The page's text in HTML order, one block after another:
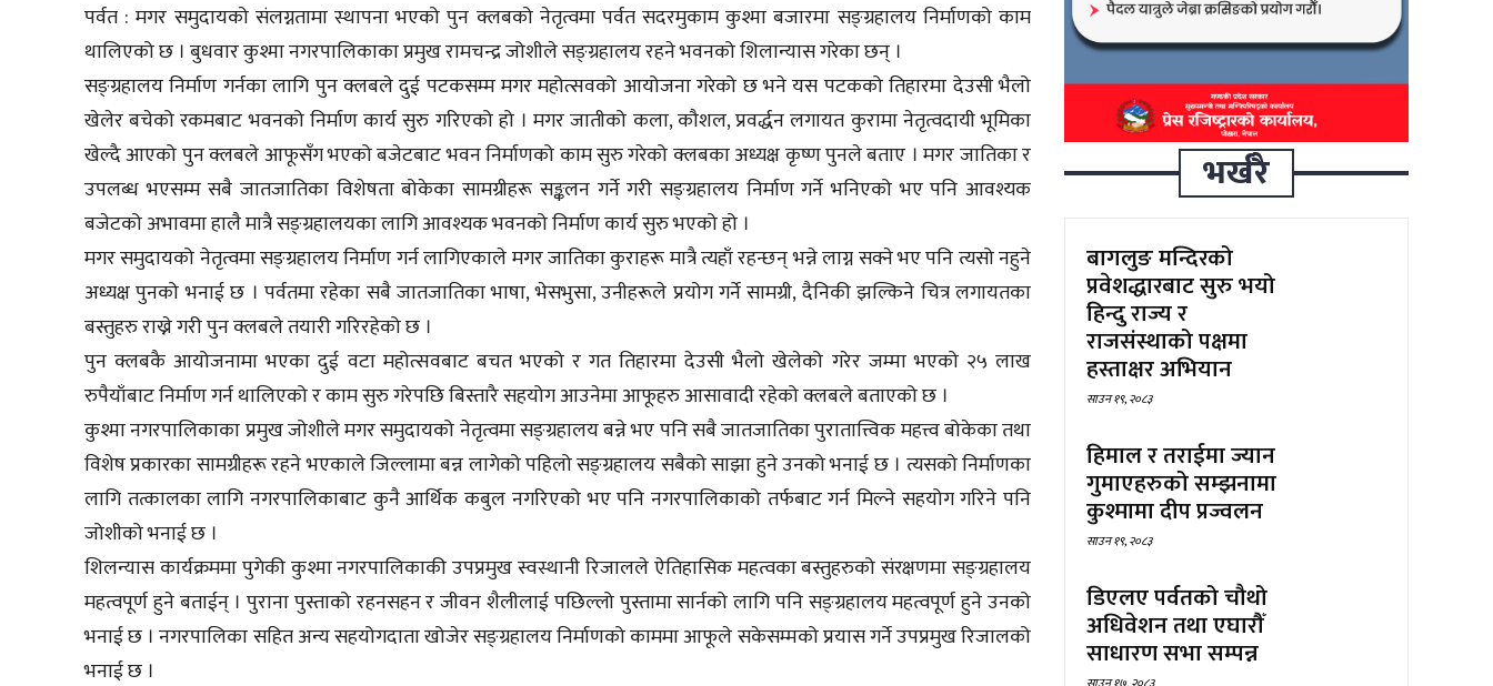
पर्वत : मगर समुदायको संलग्नतामा स्थापना भएको पुन क्लबको नेतृत्वमा पर्वत सदरमुकाम कुश्मा बजारमा सङ्ग्रहालय निर्माणको काम
थालिएको छ । बुधवार कुश्मा नगरपालिकाका प्रमुख रामचन्द्र जोशीले सङ्ग्रहालय रहने भवनको शिलान्यास गरेका छन् ।
सङ्ग्रहालय निर्माण गर्नका लागि पुन क्लबले दुई पटकसम्म मगर महोत्सवको आयोजना गरेको छ भने यस पटकको तिहारमा देउसी भैलो
खेलेर बचेको रकमबाट भवनको निर्माण कार्य सुरु गरिएको हो । मगर जातीको कला, कौशल, प्रवर्द्धन लगायत कुरामा नेतृत्वदायी भूमिका
खेल्दै आएको पुन क्लबले आफूसँग भएको बजेटबाट भवन निर्माणको काम सुरु गरेको क्लबका अध्यक्ष कृष्ण पुनले बताए । मगर जातिका र
उपलब्ध भएसम्म सबै जातजातिका विशेषता बोकेका सामग्रीहरू सङ्कलन गर्ने गरी सङ्ग्रहालय निर्माण गर्ने भनिएको भए पनि आवश्यक
बजेटको अभावमा हालै मात्रै सङ्ग्रहालयका लागि आवश्यक भवनको निर्माण कार्य सुरु भएको हो ।
मगर समुदायको नेतृत्वमा सङ्ग्रहालय निर्माण गर्न लागिएकाले मगर जातिका कुराहरू मात्रै त्यहाँ रहन्छन् भन्ने लाग्न सक्ने भए पनि त्यसो नहुने
अध्यक्ष पुनको भनाई छ । पर्वतमा रहेका सबै जातजातिका भाषा, भेसभुसा, उनीहरूले प्रयोग गर्ने सामग्री, दैनिकी झल्किने चित्र लगायतका
बस्तुहरु राख्ने गरी पुन क्लबले तयारी गरिरहेको छ ।
पुन क्लबकै आयोजनामा भएका दुई वटा महोत्सवबाट बचत भएको र गत तिहारमा देउसी भैलो खेलेको गरेर जम्मा भएको २५ लाख
रुपैयाँबाट निर्माण गर्न थालिएको र काम सुरु गरेपछि बिस्तारै सहयोग आउनेमा आफूहरु आसावादी रहेको क्लबले बताएको छ ।
कुश्मा नगरपालिकाका प्रमुख जोशीले मगर समुदायको नेतृत्वमा सङ्ग्रहालय बन्ने भए पनि सबै जातजातिका पुरातात्त्विक महत्त्व बोकेका तथा
विशेष प्रकारका सामग्रीहरू रहने भएकाले जिल्लामा बन्न लागेको पहिलो सङ्ग्रहालय सबैको साझा हुने उनको भनाई छ । त्यसको निर्माणका
लागि तत्कालका लागि नगरपालिकाबाट कुनै आर्थिक कबुल नगरिएको भए पनि नगरपालिकाको तर्फबाट गर्न मिल्ने सहयोग गरिने पनि
जोशीको भनाई छ ।
शिलन्यास कार्यक्रममा पुगेकी कुश्मा नगरपालिकाकी उपप्रमुख स्वस्थानी रिजालले ऐतिहासिक महत्वका बस्तुहरुको संरक्षणमा सङ्ग्रहालय
महत्वपूर्ण हुने बताईन् । पुराना पुस्ताको रहनसहन र जीवन शैलीलाई पछिल्लो पुस्तामा सार्नको लागि पनि सङ्ग्रहालय महत्वपूर्ण हुने उनको
भनाई छ । नगरपालिका सहित अन्य सहयोगदाता खोजेर सङ्ग्रहालय निर्माणको काममा आफूले सकेसम्मको प्रयास गर्ने उपप्रमुख रिजालको
भनाई छ ।
भर्खरै
बागलुङ मन्दिरको
प्रवेशद्धारबाट सुरु भयो
हिन्दु राज्य र
राजसंस्थाको पक्षमा
हस्ताक्षर अभियान
साउन १९, २०८३
हिमाल र तराईमा ज्यान
गुमाएहरुको सम्झनामा
कुश्मामा दीप प्रज्वलन
साउन १९, २०८३
डिएलए पर्वतको चौथो
अधिवेशन तथा एघारौँ
साधारण सभा सम्पन्न